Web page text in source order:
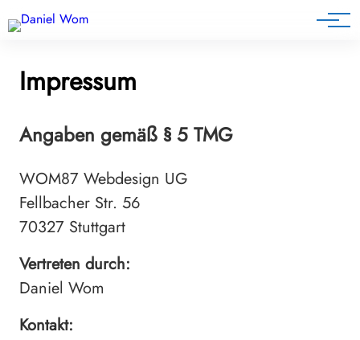
Blog
Impressum
Angaben gemäß § 5 TMG
WOM87 Webdesign UG
Fellbacher Str. 56
70327 Stuttgart
Vertreten durch:
Daniel Wom
Kontakt: